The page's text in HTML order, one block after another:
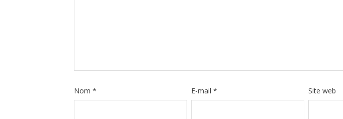
Nom * E-mail * Site web